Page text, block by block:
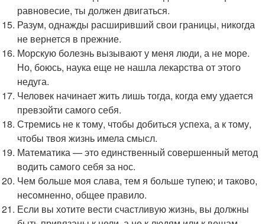
равновесие, ты должен двигаться.
Разум, однажды расширивший свои границы, никогда
не вернется в прежние.
Морскую болезнь вызывают у меня люди, а не море.
Но, боюсь, наука еще не нашла лекарства от этого
недуга.
Человек начинает жить лишь тогда, когда ему удается
превзойти самого себя.
Стремись не к тому, чтобы добиться успеха, а к тому,
чтобы твоя жизнь имела смысл.
Математика — это единственный совершенный метод
водить самого себя за нос.
Чем больше моя слава, тем я больше тупею; и таково,
несомненно, общее правило.
Если вы хотите вести счастливую жизнь, вы должны